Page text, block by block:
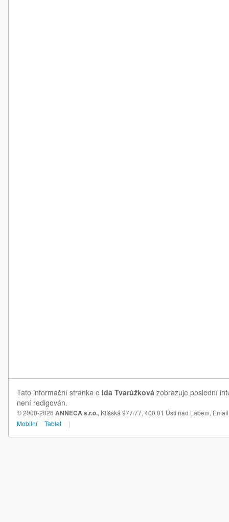
Tato informační stránka o Ida Tvarůžková zobrazuje poslední
není redigován.
© 2000-2026 ANNECA s.r.o., Klíšská 977/77, 400 01 Ústí nad Labem,
Mobilní
Tablet |